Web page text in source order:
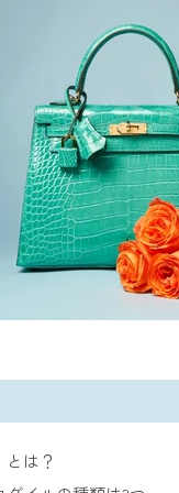
は？